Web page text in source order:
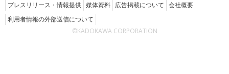
プレスリリース・情報提供 媒体資料 広告掲載について 会社概要
利用者情報の外部送信について
©KADOKAWA CORPORATION